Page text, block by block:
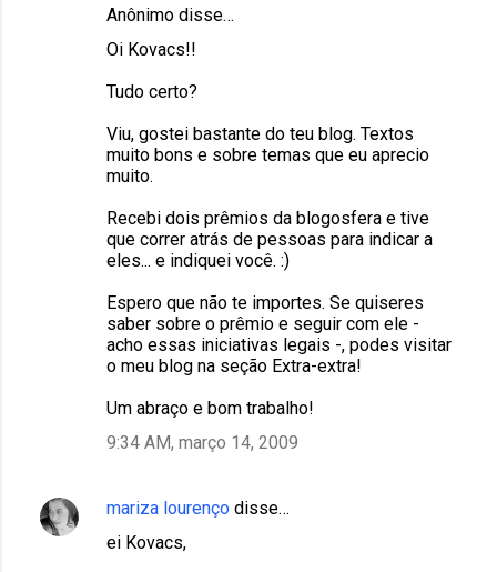
Anônimo disse…
Oi Kovacs!!
Tudo certo?
Viu, gostei bastante do teu blog. Textos
muito bons e sobre temas que eu aprecio
muito.
Recebi dois prêmios da blogosfera e tive
que correr atrás de pessoas para indicar a
eles... e indiquei você. :)
Espero que não te importes. Se quiseres
saber sobre o prêmio e seguir com ele -
acho essas iniciativas legais -, podes visitar
o meu blog na seção Extra-extra!
Um abraço e bom trabalho!
9:34 AM, março 14, 2009
mariza lourenço disse…
ei Kovacs,